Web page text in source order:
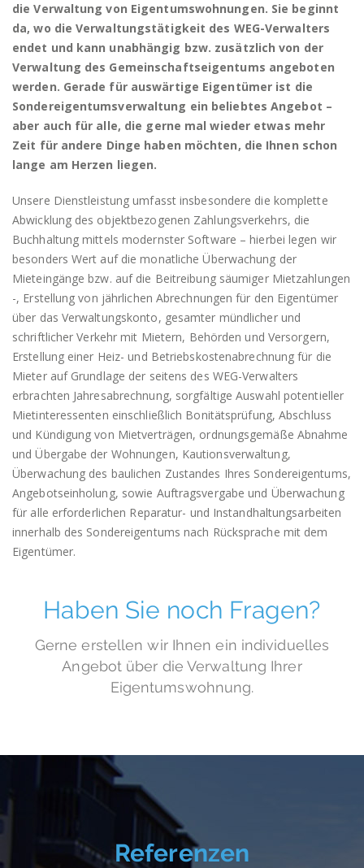
die Verwaltung von Eigentumswohnungen. Sie beginnt
da, wo die Verwaltungstätigkeit des WEG-Verwalters
endet und kann unabhängig bzw. zusätzlich von der
Verwaltung des Gemeinschaftseigentums angeboten
werden. Gerade für auswärtige Eigentümer ist die
Sondereigentumsverwaltung ein beliebtes Angebot –
aber auch für alle, die gerne mal wieder etwas mehr
Zeit für andere Dinge haben möchten, die Ihnen schon
lange am Herzen liegen.
Unsere Dienstleistung umfasst insbesondere die komplette
Abwicklung des objektbezogenen Zahlungsverkehrs, die
Buchhaltung mittels modernster Software – hierbei legen wir
besonders Wert auf die monatliche Überwachung der
Mieteingänge bzw. auf die Beitreibung säumiger Mietzahlungen
-, Erstellung von jährlichen Abrechnungen für den Eigentümer
über das Verwaltungskonto, gesamter mündlicher und
schriftlicher Verkehr mit Mietern, Behörden und Versorgern,
Erstellung einer Heiz- und Betriebskostenabrechnung für die
Mieter auf Grundlage der seitens des WEG-Verwalters
erbrachten Jahresabrechnung, sorgfältige Auswahl potentieller
Mietinteressenten einschließlich Bonitätsprüfung, Abschluss
und Kündigung von Mietverträgen, ordnungsgemäße Abnahme
und Übergabe der Wohnungen, Kautionsverwaltung,
Überwachung des baulichen Zustandes Ihres Sondereigentums,
Angebotseinholung, sowie Auftragsvergabe und Überwachung
für alle erforderlichen Reparatur- und Instandhaltungsarbeiten
innerhalb des Sondereigentums nach Rücksprache mit dem
Eigentümer.
Haben Sie noch Fragen?
Gerne erstellen wir Ihnen ein individuelles
Angebot über die Verwaltung Ihrer
Eigentumswohnung.
Referenzen